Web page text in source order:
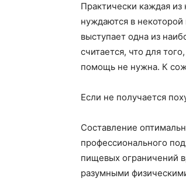
Практически каждая
нуждаются в
выступает одна из
считается, что для
помощь не нужна. К
Если не получается
Составление
профессионального
пищевых ограничений
разумными